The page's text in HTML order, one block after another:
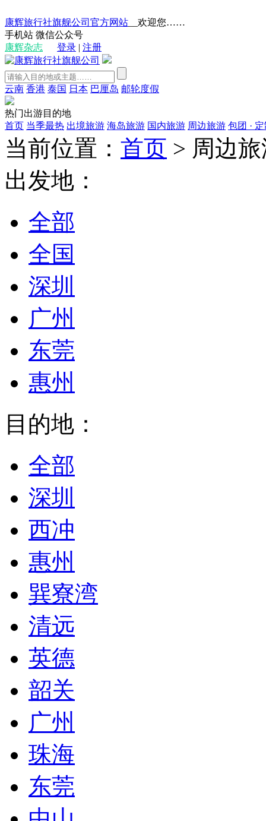
康辉旅行社旗舰公司官方网站 __欢迎您……
手机站 微信公众号
康辉杂志
登录 | 注册
云南 香港 泰国 日本 巴厘岛 邮轮度假
热门出游目的地
首页 当季最热 出境旅游 海岛旅游 国内旅游 周边旅游 包团 ·
当前位置： 首页 > 周边
出发地：
全部
全国
深圳
广州
东莞
惠州
目的地：
全部
深圳
西冲
惠州
巽寮湾
清远
英德
韶关
广州
珠海
东莞